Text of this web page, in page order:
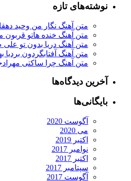
نوشته‌های تازه
متن آهنگ نگار من وحید
متن آهنگ خنده هاتو قربون
متن آهنگ دریا بدون تو
متن آهنگ آفتابگردون بردیا
متن آهنگ چرا ساکتی
آخرین دیدگاه‌ها
بایگانی‌ها
آگوست 2020
می 2020
اکتبر 2019
نوامبر 2017
اکتبر 2017
سپتامبر 2017
آگوست 2017